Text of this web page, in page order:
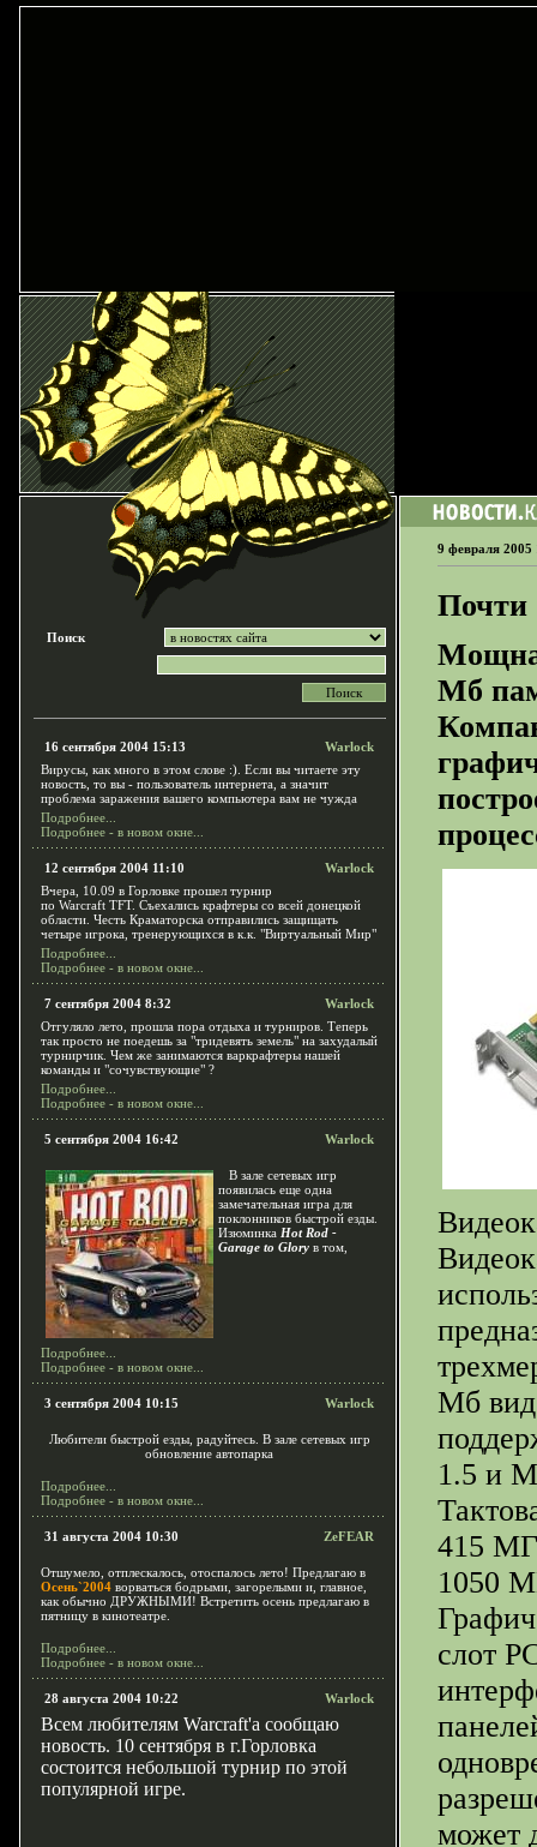
Поиск
16 сентября 2004 15:13
Warlock
Вирусы, как много в этом слове :). Если вы читаете эту
новость, то вы - пользователь интернета, а значит
проблема заражения вашего компьютера вам не чужда
Подробнее...
Подробнее - в новом окне...
12 сентября 2004 11:10
Warlock
Вчера, 10.09 в Горловке прошел турнир
по Warcraft TFT. Съехались крафтеры со всей донецкой
области. Честь Краматорска отправились защищать
четыре игрока, тренерующихся в к.к. "Виртуальный Мир"
Подробнее...
Подробнее - в новом окне...
7 сентября 2004 8:32
Warlock
Отгуляло лето, прошла пора отдыха и турниров. Теперь
так просто не поедешь за "тридевять земель" на захудалый
турнирчик. Чем же занимаются варкрафтеры нашей
команды и "сочувствующие" ?
Подробнее...
Подробнее - в новом окне...
5 сентября 2004 16:42 Warlock
В зале сетевых игр
появилась еще одна
замечательная игра для
поклонников быстрой езды.
Изюминка Hot Rod -
Garage to Glory в том,
Подробнее...
Подробнее - в новом окне...
3 сентября 2004 10:15 Warlock
Любители быстрой езды, радуйтесь. В зале сетевых игр
обновление автопарка
Подробнее...
Подробнее - в новом окне...
31 августа 2004 10:30 ZeFEAR
Отшумело, отплескалось, отоспалось лето! Предлагаю в
Осень`2004 ворваться бодрыми, загорелыми и, главное,
как обычно ДРУЖНЫМИ! Встретить осень предлагаю в
пятницу в кинотеатре.
Подробнее...
Подробнее - в новом окне...
28 августа 2004 10:22 Warlock
Всем любителям Warcraft'a сообщаю
новость. 10 cентября в г.Горловка
состоится небольшой турнир по этой
популярной игре.
9 февраля 2005
Почти
Мб
Мб
1.5 и
415
1050
слот
может